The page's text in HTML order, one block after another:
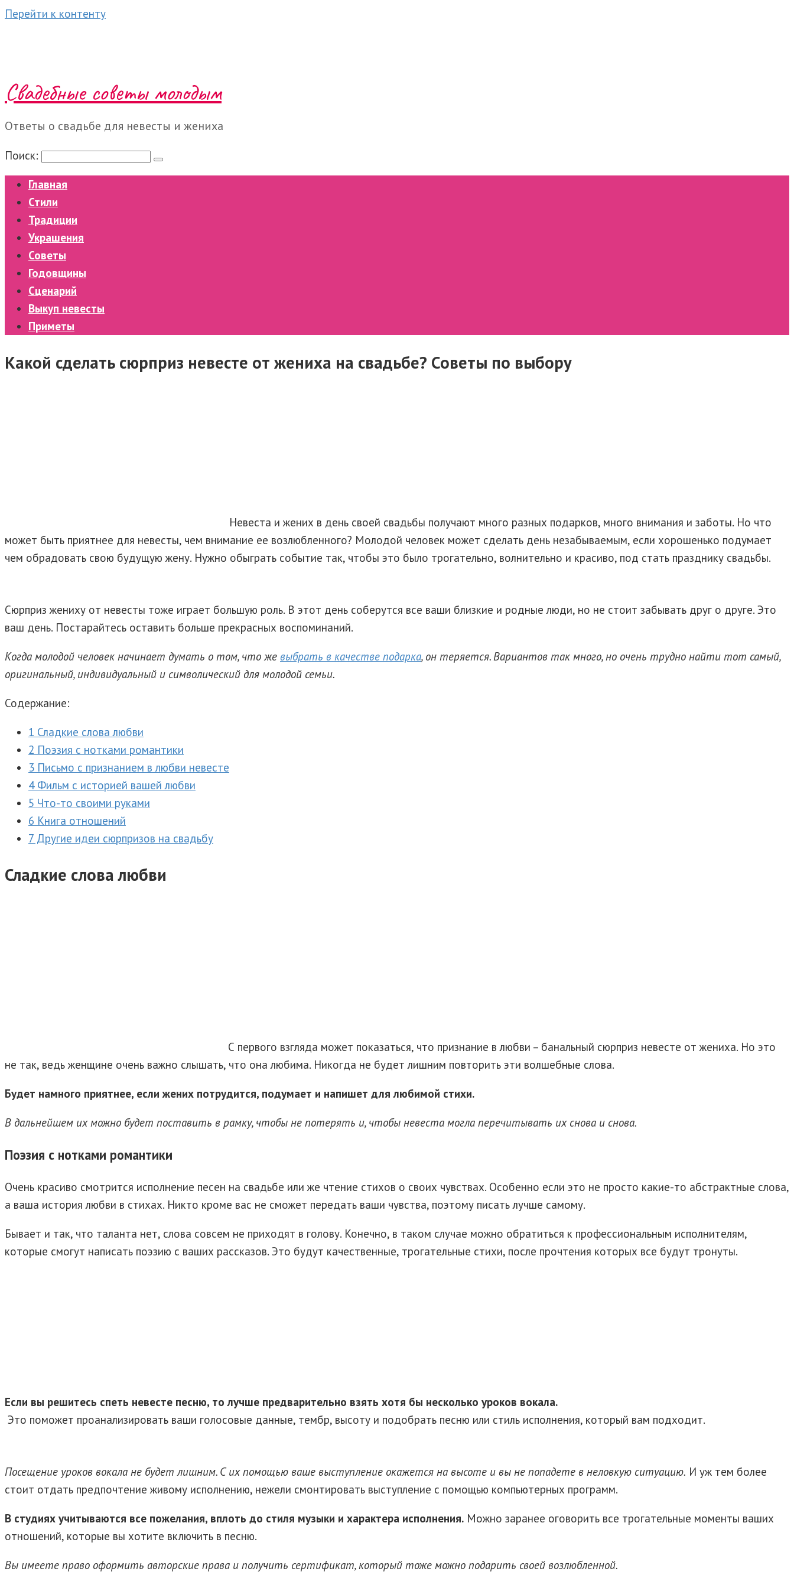
Перейти к контенту
Свадебные советы молодым
Ответы о свадьбе для невесты и жениха
Поиск:
Главная
Стили
Традиции
Украшения
Советы
Годовщины
Сценарий
Выкуп невесты
Приметы
Какой сделать сюрприз невесте от жениха на свадьбе? Советы по выбору
Невеста и жених в день своей свадьбы получают много разных подарков, много внимания и заботы. Но что
может быть приятнее для невесты, чем внимание ее возлюбленного? Молодой человек может сделать день незабываемым, если хорошенько подумает
чем обрадовать свою будущую жену. Нужно обыграть событие так, чтобы это было трогательно, волнительно и красиво, под стать празднику свадьбы.
Сюрприз жениху от невесты тоже играет большую роль. В этот день соберутся все ваши близкие и родные люди, но не стоит забывать друг о друге. Это
ваш день. Постарайтесь оставить больше прекрасных воспоминаний.
Когда молодой человек начинает думать о том, что же выбрать в качестве подарка, он теряется. Вариантов так много, но очень трудно найти тот самый,
оригинальный, индивидуальный и символический для молодой семьи.
Содержание:
1 Сладкие слова любви
2 Поэзия с нотками романтики
3 Письмо с признанием в любви невесте
4 Фильм с историей вашей любви
5 Что-то своими руками
6 Книга отношений
7 Другие идеи сюрпризов на свадьбу
Сладкие слова любви
С первого взгляда может показаться, что признание в любви – банальный сюрприз невесте от жениха. Но это
не так, ведь женщине очень важно слышать, что она любима. Никогда не будет лишним повторить эти волшебные слова.
Будет намного приятнее, если жених потрудится, подумает и напишет для любимой стихи.
В дальнейшем их можно будет поставить в рамку, чтобы не потерять и, чтобы невеста могла перечитывать их снова и снова.
Поэзия с нотками романтики
Очень красиво смотрится исполнение песен на свадьбе или же чтение стихов о своих чувствах. Особенно если это не просто какие-то абстрактные слова,
а ваша история любви в стихах. Никто кроме вас не сможет передать ваши чувства, поэтому писать лучше самому.
Бывает и так, что таланта нет, слова совсем не приходят в голову. Конечно, в таком случае можно обратиться к профессиональным исполнителям,
которые смогут написать поэзию с ваших рассказов. Это будут качественные, трогательные стихи, после прочтения которых все будут тронуты.
Если вы решитесь спеть невесте песню, то лучше предварительно взять хотя бы несколько уроков вокала.
Это поможет проанализировать ваши голосовые данные, тембр, высоту и подобрать песню или стиль исполнения, который вам подходит.
Посещение уроков вокала не будет лишним. С их помощью ваше выступление окажется на высоте и вы не попадете в неловкую ситуацию. И уж тем более
стоит отдать предпочтение живому исполнению, нежели смонтировать выступление с помощью компьютерных программ.
В студиях учитываются все пожелания, вплоть до стиля музыки и характера исполнения. Можно заранее оговорить все трогательные моменты ваших
отношений, которые вы хотите включить в песню.
Вы имеете право оформить авторские права и получить сертификат, который тоже можно подарить своей возлюбленной.